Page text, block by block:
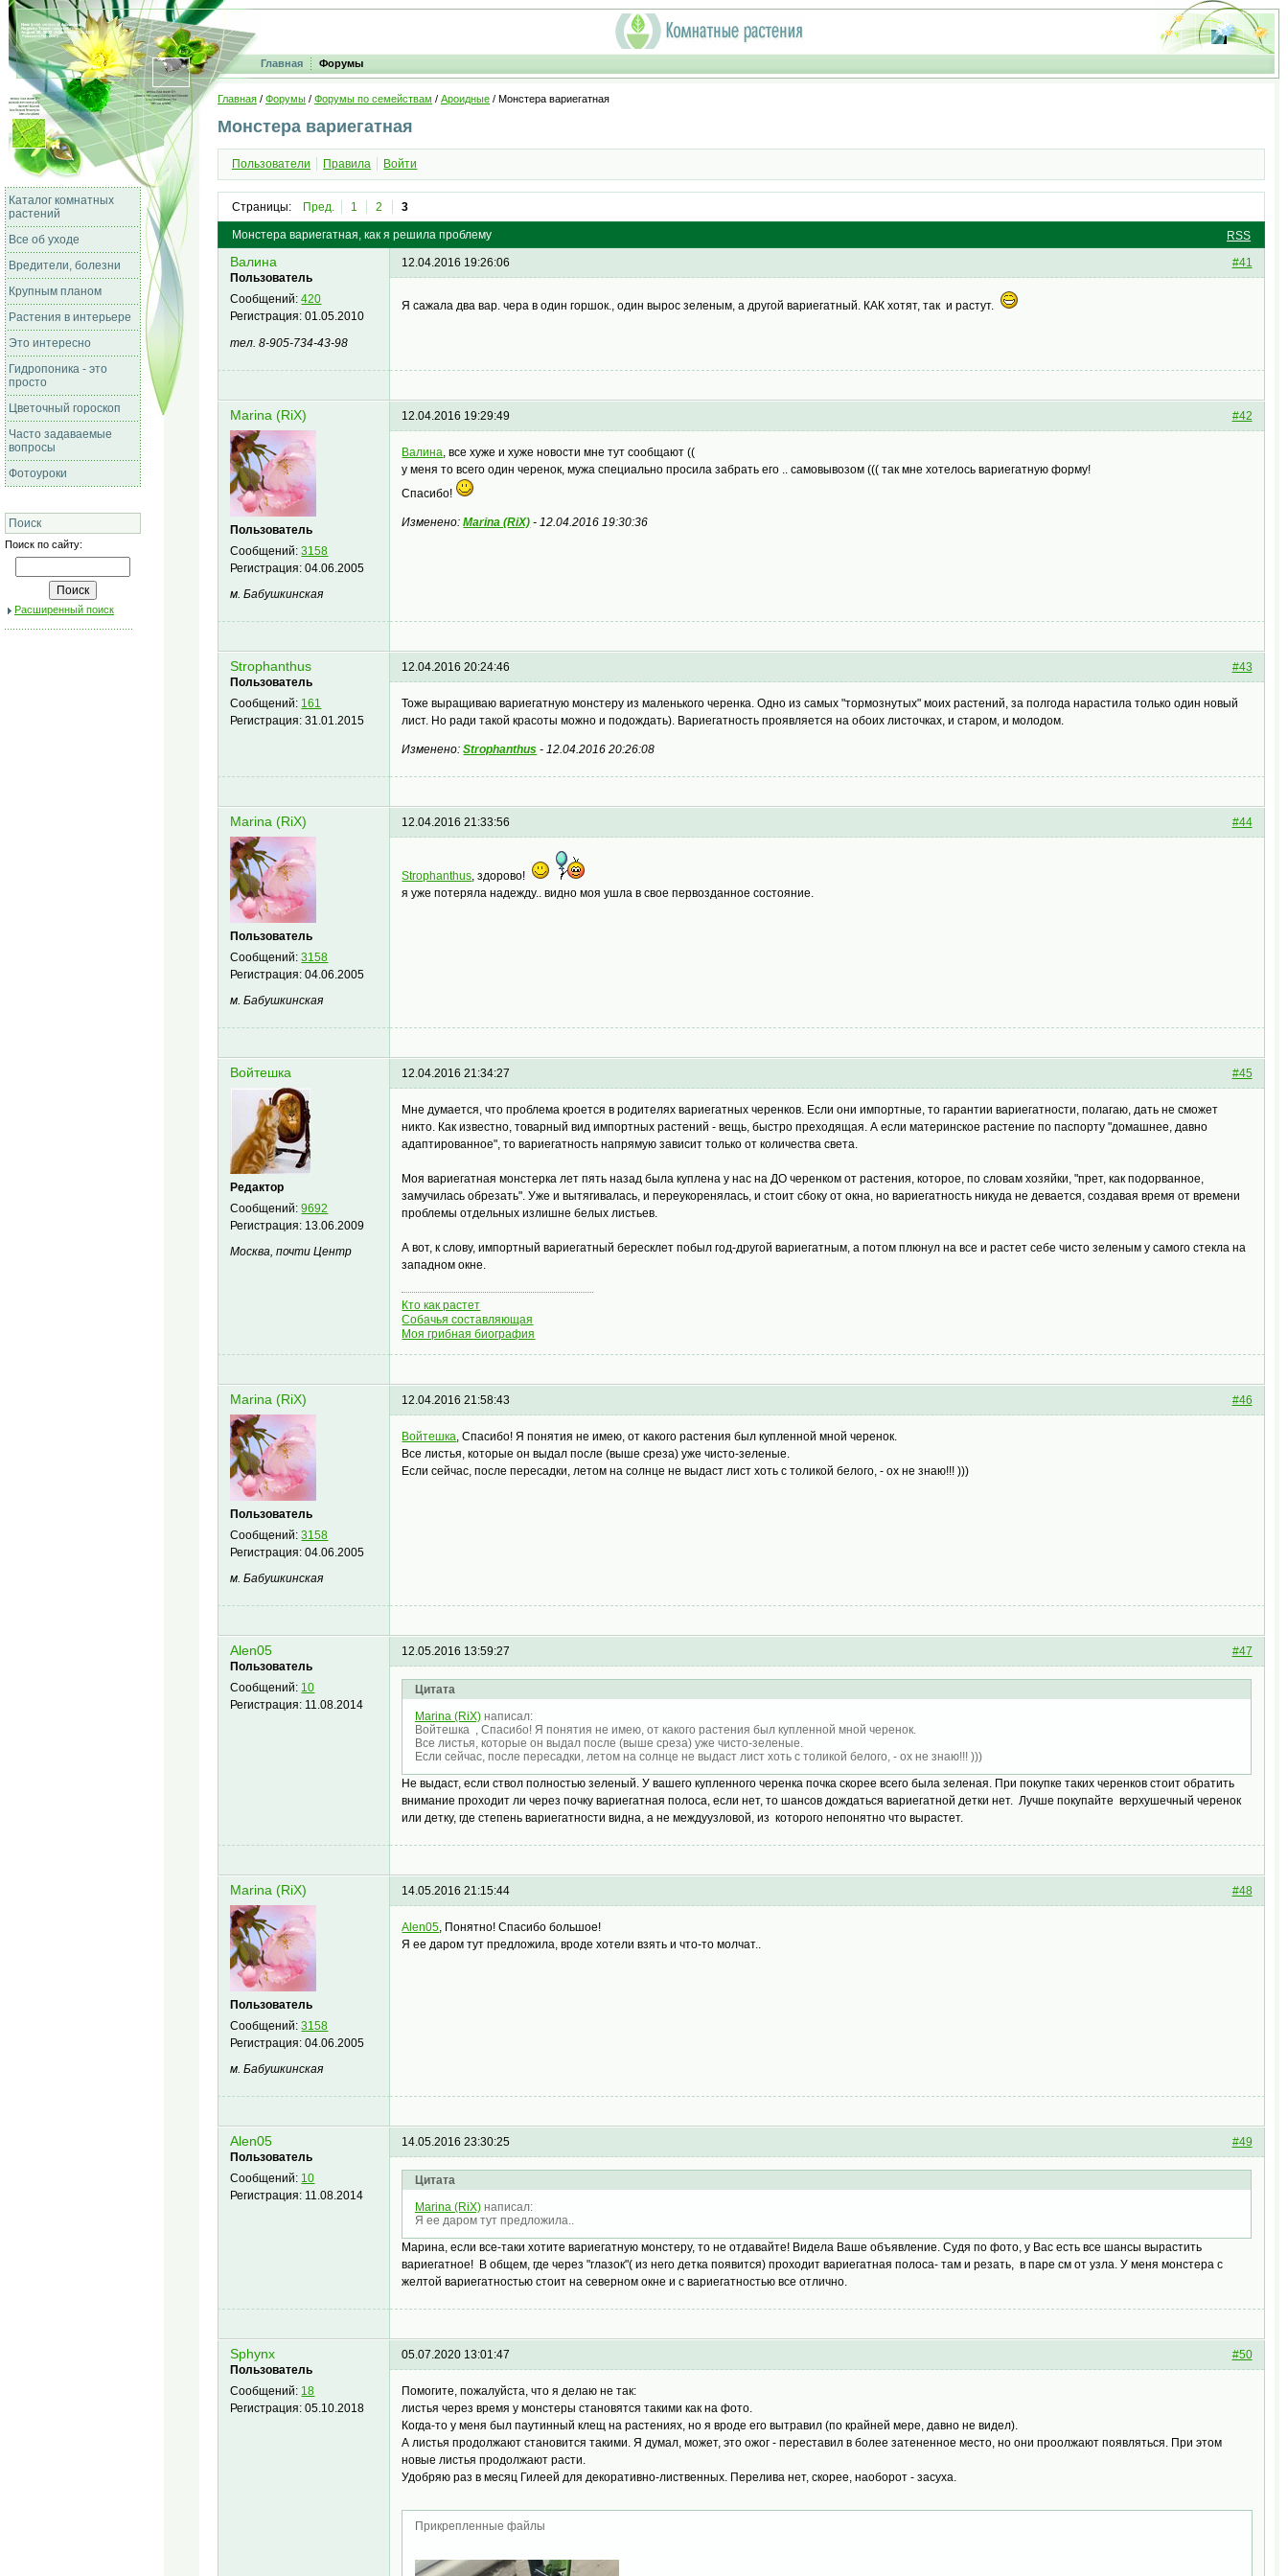
Главная Форумы
Каталог комнатных
растений
Все об уходе
Вредители, болезни
Крупным планом
Растения в интерьере
Это интересно
Гидропоника - это
просто
Цветочный гороскоп
Часто задаваемые
вопросы
Фотоуроки
Поиск
Поиск по сайту:
Расширенный поиск
Главная / Форумы / Форумы по семействам / Ароидные / Монстера вариегатная
Монстера вариегатная
Пользователи Правила Войти
Страницы: Пред. 1 2 3
RSS
Монстера вариегатная, как я решила проблему
Валина
Пользователь
Сообщений:420
Регистрация:01.05.2010
тел. 8-905-734-43-98
#41
12.04.2016 19:26:06
Я сажала два вар. чера в один горшок., один вырос зеленым, а другой вариегатный. КАК хотят, так и растут.
Marina (RiX)
Пользователь
Сообщений:3158
Регистрация:04.06.2005
м. Бабушкинская
#42
12.04.2016 19:29:49
Валина, все хуже и хуже новости мне тут сообщают ((
у меня то всего один черенок, мужа специально просила забрать его .. самовывозом ((( так мне хотелось вариегатную форму!
Спасибо!
Изменено:Marina (RiX) -12.04.2016 19:30:36
Strophanthus
Пользователь
Сообщений: 161
Регистрация:31.01.2015
#43
12.04.2016 20:24:46
Тоже выращиваю вариегатную монстеру из маленького черенка. Одно из самых "тормознутых" моих растений, за полгода нарастила только один новый
лист. Но ради такой красоты можно и подождать). Вариегатность проявляется на обоих листочках, и старом, и молодом.
Изменено:Strophanthus -12.04.2016 20:26:08
Marina (RiX)
Пользователь
Сообщений:3158
Регистрация:04.06.2005
м. Бабушкинская
#44
12.04.2016 21:33:56
Strophanthus, здорово!
я уже потеряла надежду.. видно моя ушла в свое первозданное состояние.
Войтешка
Редактор
Сообщений:9692
Регистрация: 13.06.2009
Москва, почти Центр
#45
12.04.2016 21:34:27
Мне думается, что проблема кроется в родителях вариегатных черенков. Если они импортные, то гарантии вариегатности, полагаю, дать не сможет
никто. Как известно, товарный вид импортных растений - вещь, быстро преходящая. А если материнское растение по паспорту "домашнее, давно
адаптированное", то вариегатность напрямую зависит только от количества света.
Моя вариегатная монстерка лет пять назад была куплена у нас на ДО черенком от растения, которое, по словам хозяйки, "прет, как подорванное,
замучилась обрезать". Уже и вытягивалась, и переукоренялась, и стоит сбоку от окна, но вариегатность никуда не девается, создавая время от времени
проблемы отдельных излишне белых листьев.
А вот, к слову, импортный вариегатный бересклет побыл год-другой вариегатным, а потом плюнул на все и растет себе чисто зеленым у самого стекла на
западном окне.
Кто как растет
Собачья составляющая
Моя грибная биография
Marina (RiX)
Пользователь
Сообщений:3158
Регистрация:04.06.2005
м. Бабушкинская
#46
12.04.2016 21:58:43
Войтешка, Спасибо! Я понятия не имею, от какого растения был купленной мной черенок.
Все листья, которые он выдал после (выше среза) уже чисто-зеленые.
Если сейчас, после пересадки, летом на солнце не выдаст лист хоть с толикой белого, - ох не знаю!!! )))
Alen05
Пользователь
Сообщений: 10
Регистрация: 11.08.2014
#47
12.05.2016 13:59:27
Цитата
Marina (RiX)написал:
Войтешка , Спасибо! Я понятия не имею, от какого растения был купленной мной черенок.
Все листья, которые он выдал после (выше среза) уже чисто-зеленые.
Если сейчас, после пересадки, летом на солнце не выдаст лист хоть с толикой белого, - ох не знаю!!! )))
Не выдаст, если ствол полностью зеленый. У вашего купленного черенка почка скорее всего была зеленая. При покупке таких черенков стоит обратить
внимание проходит ли через почку вариегатная полоса, если нет, то шансов дождаться вариегатной детки нет. Лучше покупайте верхушечный черенок
или детку, где степень вариегатности видна, а не междуузловой, из которого непонятно что вырастет.
Marina (RiX)
Пользователь
Сообщений:3158
Регистрация:04.06.2005
м. Бабушкинская
#48
14.05.2016 21:15:44
Alen05, Понятно! Спасибо большое!
Я ее даром тут предложила, вроде хотели взять и что-то молчат..
Alen05
Пользователь
Сообщений: 10
Регистрация: 11.08.2014
#49
14.05.2016 23:30:25
Цитата
Marina (RiX)написал:
Я ее даром тут предложила..
Марина, если все-таки хотите вариегатную монстеру, то не отдавайте! Видела Ваше объявление. Судя по фото, у Вас есть все шансы вырастить
вариегатное! В общем, где через "глазок"( из него детка появится) проходит вариегатная полоса- там и резать, в паре см от узла. У меня монстера с
желтой вариегатностью стоит на северном окне и с вариегатностью все отлично.
Sphynx
Пользователь
Сообщений: 18
Регистрация:05.10.2018
#50
05.07.2020 13:01:47
Помогите, пожалуйста, что я делаю не так:
листья через время у монстеры становятся такими как на фото.
Когда-то у меня был паутинный клещ на растениях, но я вроде его вытравил (по крайней мере, давно не видел).
А листья продолжают становится такими. Я думал, может, это ожог - переставил в более затененное место, но они проолжают появляться. При этом
новые листья продолжают расти.
Удобряю раз в месяц Гилеей для декоративно-лиственных. Перелива нет, скорее, наоборот - засуха.
Прикрепленные файлы